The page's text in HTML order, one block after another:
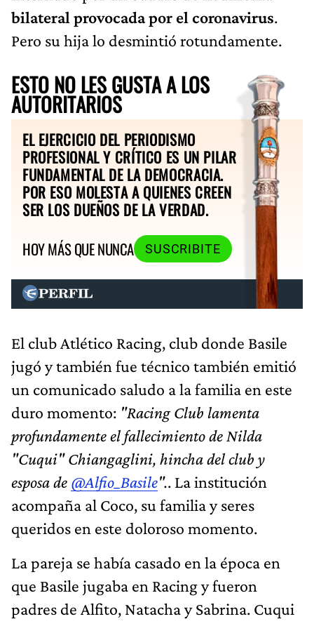
bilateral provocada por el coronavirus.
Pero su hija lo desmintió rotundamente.
ESTO NO LES GUSTA A LOS
AUTORITARIOS
EL EJERCICIO DEL PERIODISMO
PROFESIONAL Y CRÍTICO ES UN PILAR
FUNDAMENTAL DE LA DEMOCRACIA.
POR ESO MOLESTA A QUIENES CREEN
SER LOS DUEÑOS DE LA VERDAD.
HOY MÁS QUE NUNCA
SUSCRIBITE
El club Atlético Racing, club donde Basile
jugó y también fue técnico también emitió
un comunicado saludo a la familia en este
duro momento: "Racing Club lamenta
profundamente el fallecimiento de Nilda
"Cuqui" Chiangaglini, hincha del club y
esposa de @Alfio_Basile".. La institución
acompaña al Coco, su familia y seres
queridos en este doloroso momento.
La pareja se había casado en la época en
que Basile jugaba en Racing y fueron
padres de Alfito, Natacha y Sabrina. Cuqui